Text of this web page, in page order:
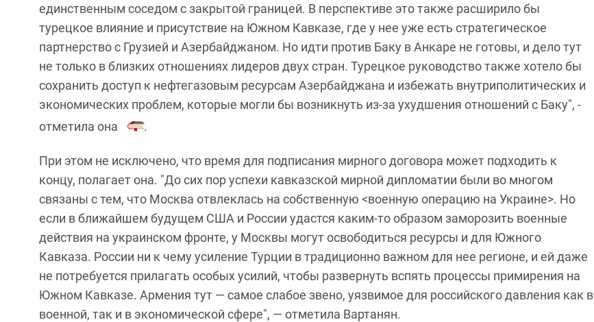
единственным соседом с закрытой границей. В перспективе это также расширило бы
турецкое влияние и присутствие на Южном Кавказе, где у нее уже есть стратегическое
партнерство с Грузией и Азербайджаном. Но идти против Баку в Анкаре не готовы, и дело тут
не только в близких отношениях лидеров двух стран. Турецкое руководство также хотело бы
сохранить доступ к нефтегазовым ресурсам Азербайджана и избежать внутриполитических и
экономических проблем, которые могли бы возникнуть из-за ухудшения отношений с Баку", -
отметила она
.
При этом не исключено, что время для подписания мирного договора может подходить к
концу, полагает она. "До сих пор успехи кавказской мирной дипломатии были во многом
связаны с тем, что Москва отвлеклась на собственную <военную операцию на Украине>. Но
если в ближайшем будущем США и России удастся каким-то образом заморозить военные
действия на украинском фронте, у Москвы могут освободиться ресурсы и для Южного
Кавказа. России ни к чему усиление Турции в традиционно важном для нее регионе, и ей даже
не потребуется прилагать особых усилий, чтобы развернуть вспять процессы примирения на
Южном Кавказе. Армения тут — самое слабое звено, уязвимое для российского давления как в
военной, так и в экономической сфере", — отметила Вартанян.